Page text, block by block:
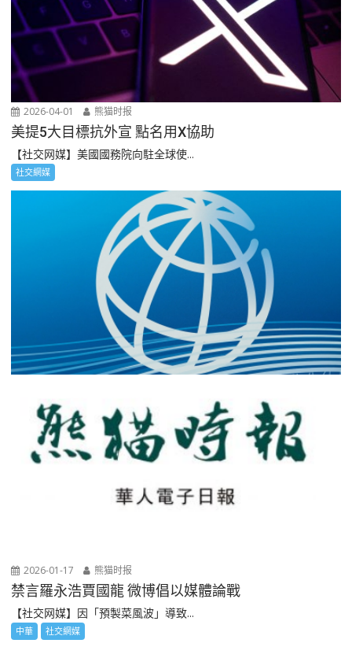
2026-04-01 熊猫时报
美提5大目標抗外宣 點名用X協助
【社交网媒】美國國務院向駐全球使...
社交網媒
2026-01-17 熊猫时报
禁言羅永浩賈國龍 微博倡以媒體論戰
【社交网媒】因「預製菜風波」導致...
中華 社交網媒